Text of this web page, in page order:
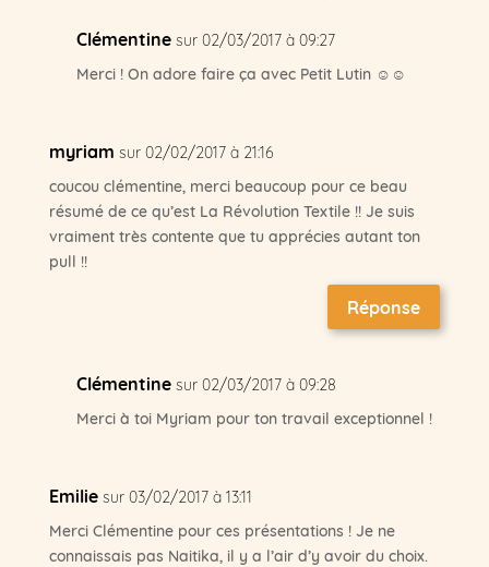
Clémentine sur 02/03/2017 à 09:27
Merci ! On adore faire ça avec Petit Lutin ☺☺
myriam sur 02/02/2017 à 21:16
coucou clémentine, merci beaucoup pour ce beau
résumé de ce qu’est La Révolution Textile !! Je suis
vraiment très contente que tu apprécies autant ton
pull !!
Réponse
Clémentine sur 02/03/2017 à 09:28
Merci à toi Myriam pour ton travail exceptionnel !
Emilie sur 03/02/2017 à 13:11
Merci Clémentine pour ces présentations ! Je ne
connaissais pas Naitika, il y a l’air d’y avoir du choix.